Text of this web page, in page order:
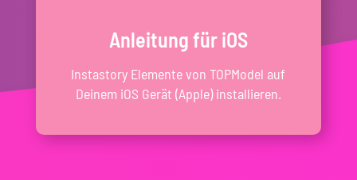
Anleitung für iOS
Instastory Elemente von TOPModel auf
Deinem iOS Gerät (Apple) installieren.